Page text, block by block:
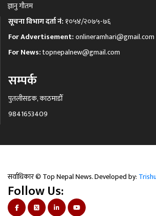
ज्ञानु गौतम
सूचना विभाग दर्ता नं: १०५४/२०७५-७६
For Advertisement:onlineramhari@gmail.com
For News:topnepalnew@gmail.com
सम्पर्क
पुतलीसडक, काठमाडौँ
9841653409
सर्वाधिकार © Top Nepal News. Developed by:
Follow Us: